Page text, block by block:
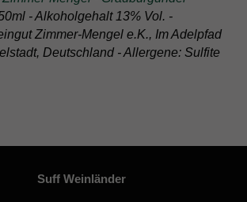
- Alkoholgehalt 13% Vol. -
Zimmer-Mengel e.K., Im Adelpfad
Deutschland - Allergene: Sulfite
Suff Weinländer